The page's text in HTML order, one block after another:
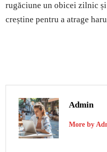
rugăciune un obicei zilnic
creștine pentru a atrage
Admin
More by